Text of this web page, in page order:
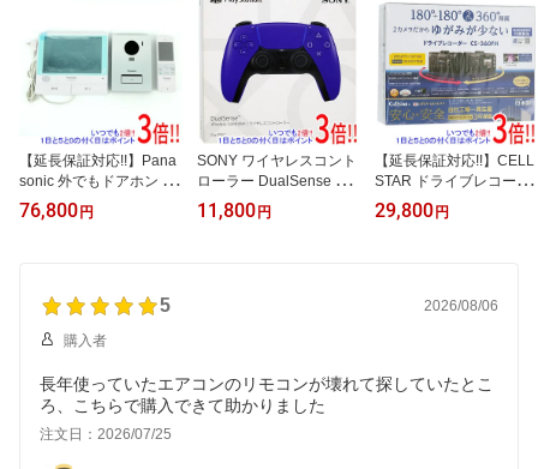
【延長保証対応!!】Pana
sonic 外でもドアホン VL
-SWE710KS
76,800円
SONY ワイヤレスコント
ローラー DualSense CFI
-ZCT1J04 ギャラクティ
ック パープル
11,800円
【延長保証対応!!】CELL
STAR ドライブレコーダ
ー CS-360FH
29,800円
5 2026/08/06
購入者
長年使っていたエアコンのリモコンが壊れて探していたとこ
ろ、こちらで購入できて助かりました
注文日：2026/07/25